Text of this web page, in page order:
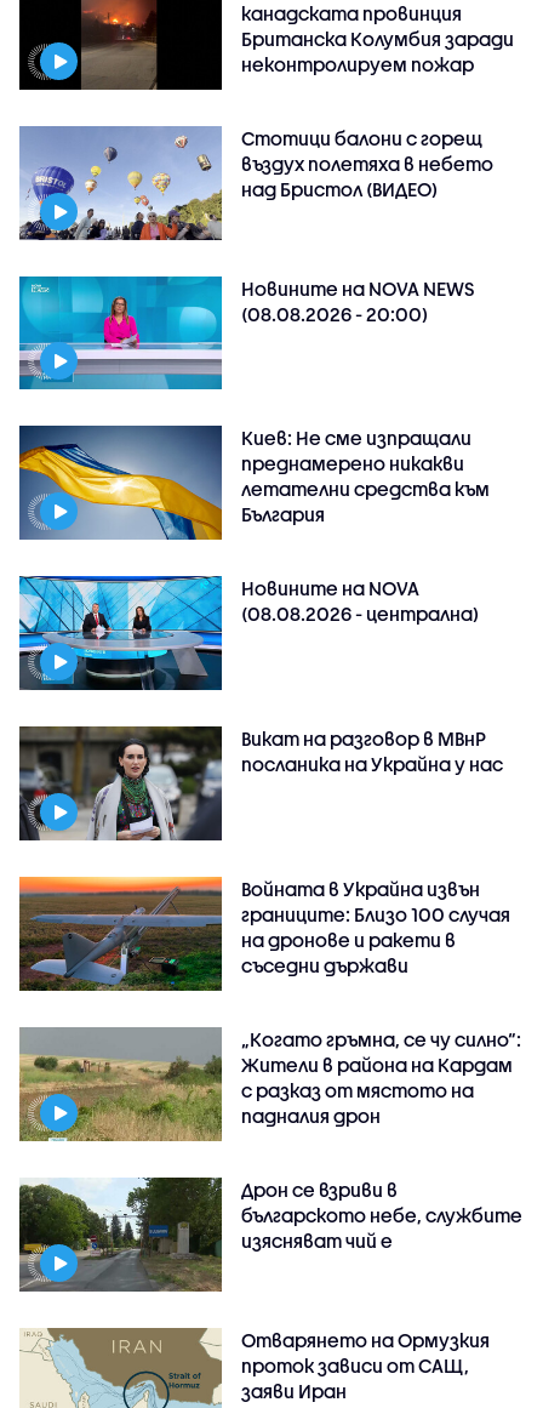
канадската провинция
Британска Колумбия заради
неконтролируем пожар
Стотици балони с горещ
въздух полетяха в небето
над Бристол (ВИДЕО)
Новините на NOVA NEWS
(08.08.2026 - 20:00)
Киев: Не сме изпращали
преднамерено никакви
летателни средства към
България
Новините на NOVA
(08.08.2026 - централна)
Викат на разговор в МВнР
посланика на Украйна у нас
Войната в Украйна извън
границите: Близо 100 случая
на дронове и ракети в
съседни държави
„Когато гръмна, се чу силно“:
Жители в района на Кардам
с разказ от мястото на
падналия дрон
Дрон се взриви в
българското небе, службите
изясняват чий е
Отварянето на Ормузкия
проток зависи от САЩ,
заяви Иран